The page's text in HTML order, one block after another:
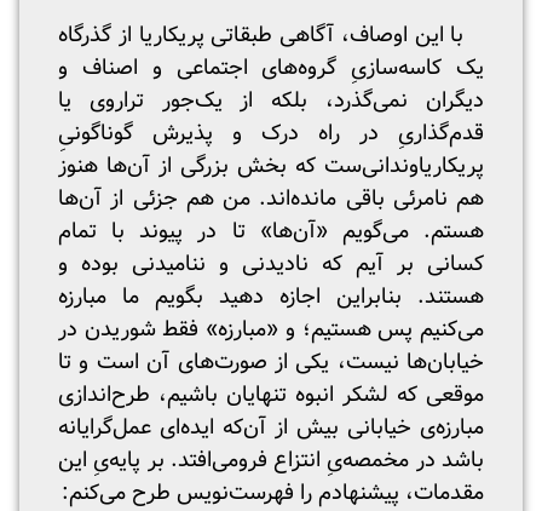
با این اوصاف، آگاهی طبقاتی پریکاریا از گذرگاه
یک‌ کاسه‌سازیِ گروه‌های اجتماعی و اصناف و
دیگران نمی‌گذرد، بلکه از یک‌جور تراروی یا
قدم‌گذاریِ در راه درک و پذیرش گوناگونیِ
پریکاریاوندانی‌ست که بخش بزرگی از آن‌ها هنوز
هم نامرئی باقی مانده‌اند. من هم جزئی از آن‌ها
هستم. می‌گویم «آن‌ها» تا در پیوند با تمام
کسانی بر آیم که نادیدنی و ننامیدنی بوده و
هستند. بنابراین اجازه دهید بگویم ما مبارزه
می‌کنیم پس هستیم؛ و «مبارزه» فقط شوریدن در
خیابان‌ها نیست، یکی از صورت‌های آن است و تا
موقعی که لشکر انبوه تنهایان باشیم، طرح‌اندازی
مبارزه‌ی خیابانی بیش از آن‌که ایده‌ای عمل‌گرایانه
باشد در مخمصه‌یِ انتزاع فرومی‌افتد. بر پایه‌یِ این
مقدمات، پیشنهادم را فهرست‌نویس طرح می‌کنم: